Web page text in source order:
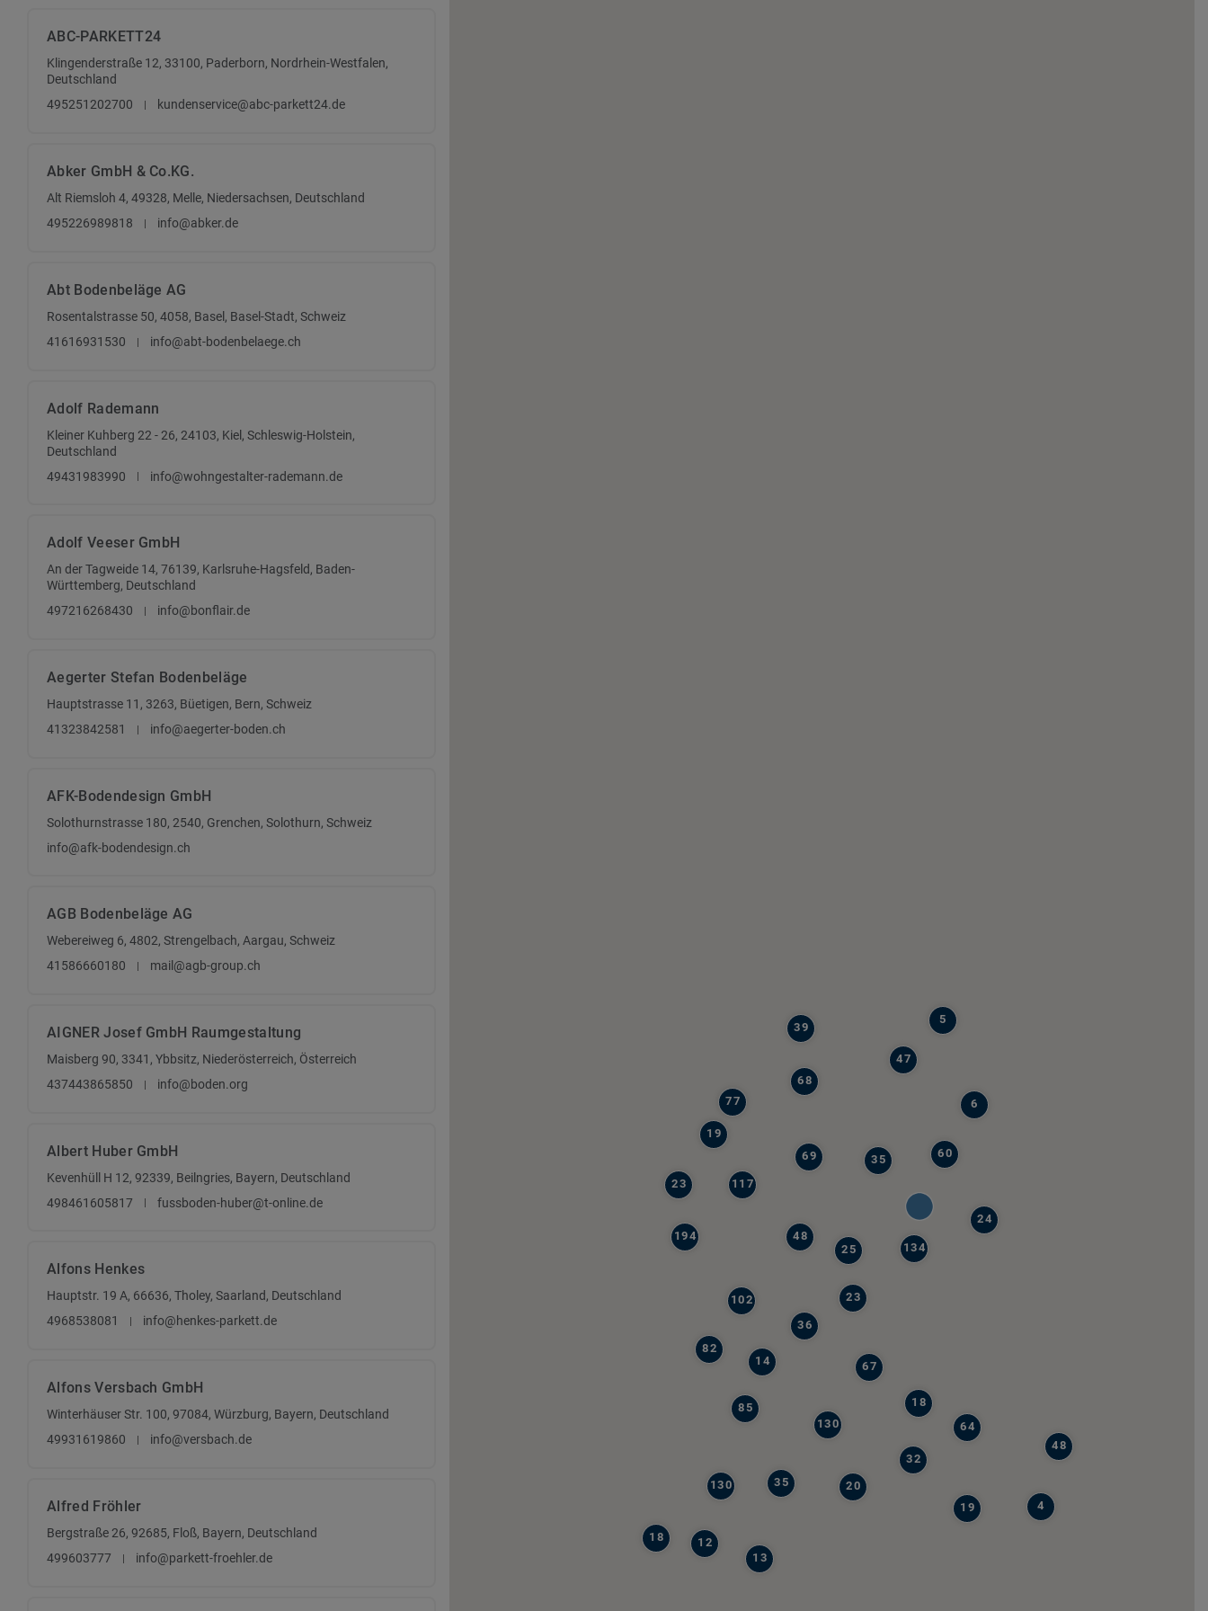
ABC-PARKETT24
Klingenderstraße 12, 33100, Paderborn, Nordrhein-Westfalen,
Deutschland
495251202700
kundenservice@abc-parkett24.de
Abker GmbH & Co.KG.
Alt Riemsloh 4, 49328, Melle, Niedersachsen, Deutschland
495226989818
info@abker.de
Abt Bodenbeläge AG
Rosentalstrasse 50, 4058, Basel, Basel-Stadt, Schweiz
41616931530
info@abt-bodenbelaege.ch
Adolf Rademann
Kleiner Kuhberg 22 - 26, 24103, Kiel, Schleswig-Holstein,
Deutschland
49431983990
info@wohngestalter-rademann.de
Adolf Veeser GmbH
An der Tagweide 14, 76139, Karlsruhe-Hagsfeld, Baden-
Württemberg, Deutschland
497216268430
info@bonflair.de
Aegerter Stefan Bodenbeläge
Hauptstrasse 11, 3263, Büetigen, Bern, Schweiz
41323842581
info@aegerter-boden.ch
AFK-Bodendesign GmbH
Solothurnstrasse 180, 2540, Grenchen, Solothurn, Schweiz
info@afk-bodendesign.ch
AGB Bodenbeläge AG
Webereiweg 6, 4802, Strengelbach, Aargau, Schweiz
41586660180
mail@agb-group.ch
AIGNER Josef GmbH Raumgestaltung
Maisberg 90, 3341, Ybbsitz, Niederösterreich, Österreich
437443865850
info@boden.org
Albert Huber GmbH
Kevenhüll H 12, 92339, Beilngries, Bayern, Deutschland
498461605817
fussboden-huber@t-online.de
Alfons Henkes
Hauptstr. 19 A, 66636, Tholey, Saarland, Deutschland
4968538081
info@henkes-parkett.de
Alfons Versbach GmbH
Winterhäuser Str. 100, 97084, Würzburg, Bayern, Deutschland
49931619860
info@versbach.de
Alfred Fröhler
Bergstraße 26, 92685, Floß, Bayern, Deutschland
499603777
info@parkett-froehler.de
48
85
194
77
117
130
39
64
67
82
36
130
69
134
23
68
35
35
102
19
23
47
19
48
14
60
12
18
32
13
20
24
6
25
5
4
18